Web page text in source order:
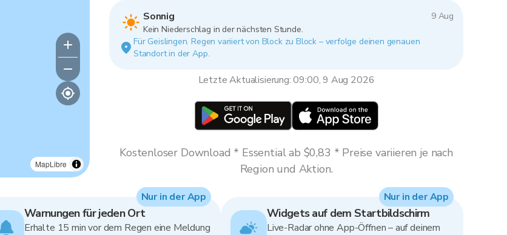
MapLibre
Sonnig
9 Aug
Kein Niederschlag in der nächsten Stunde.
Für Geislingen. Regen variiert von Block zu Block – verfolge deinen genauen
Standort in der App.
Letzte Aktualisierung: 09:00, 9 Aug 2026
Kostenloser Download * Essential ab $0,83 * Preise variieren je nach
Region und Aktion.
Warnungen für jeden Ort
Erhalte 15 min vor dem Regen eine Meldung
Nur in der App
Widgets auf dem Startbildschirm
Live-Radar ohne App-Öffnen – auf deinem
Nur in der App